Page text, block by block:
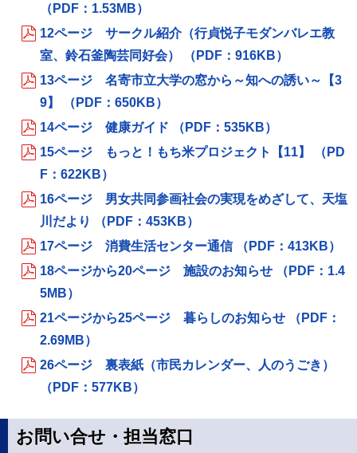
（PDF：1.53MB）
12ページ サークル紹介（行貞悦子モダンバレエ教
室、鈴石釜陶芸同好会） （PDF：916KB）
13ページ 名寄市立大学の窓から～知への誘い～【3
9】 （PDF：650KB）
14ページ 健康ガイド （PDF：535KB）
15ページ もっと！もち米プロジェクト【11】 （PD
F：622KB）
16ページ 男女共同参画社会の実現をめざして、天塩
川だより （PDF：453KB）
17ページ 消費生活センター通信 （PDF：413KB）
18ページから20ページ 施設のお知らせ （PDF：1.4
5MB）
21ページから25ページ 暮らしのお知らせ （PDF：
2.69MB）
26ページ 裏表紙（市民カレンダー、人のうごき）
（PDF：577KB）
お問い合せ・担当窓口